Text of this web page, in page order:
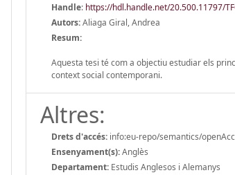
Handle: https://hdl.handle.net/20.500.11797/
Autors:Aliaga Giral, Andrea
Resum:
Aquesta tesi té com a objectiu estudiar els
context social contemporani.
Altres:
Drets d'accés: info:eu-repo/semantics/
Ensenyament(s):Anglès
Departament: Estudis Anglesos i Alemanys